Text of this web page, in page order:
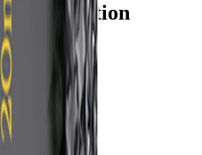
Black Edition
20mg
AB